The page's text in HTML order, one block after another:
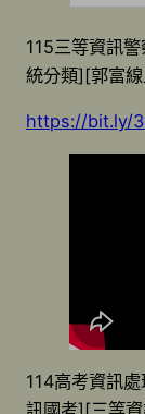
115三等資訊
統分類][郭富
https://bit.ly/
114高考資訊
訊國考][三等